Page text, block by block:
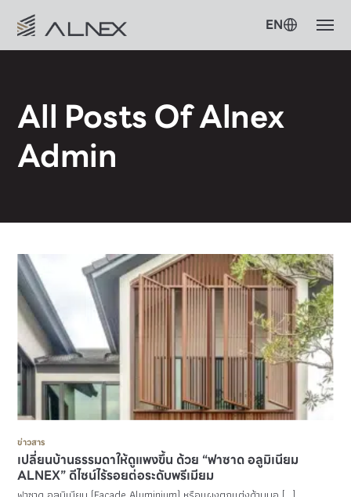
EN
All Posts Of Alnex
Admin
ข่าวสาร
เปลี่ยนบ้านธรรมดาให้ดูแพงขึ้น ด้วย “ฟาซาด อลูมิเนียม
ALNEX” ดีไซน์ไร้รอยต่อระดับพรีเมียม